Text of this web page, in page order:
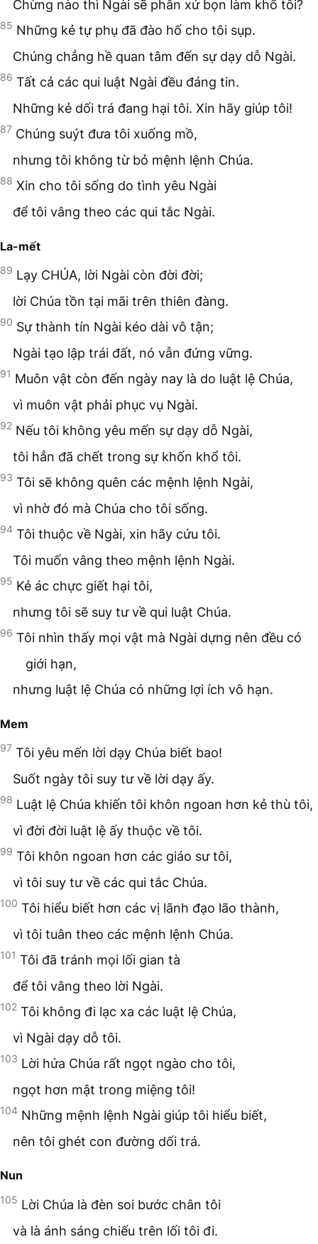
Chừng nào thì Ngài sẽ phân xử bọn làm khổ tôi?
85 Những kẻ tự phụ đã đào hố cho tôi sụp.
Chúng chẳng hề quan tâm đến sự dạy dỗ Ngài.
86 Tất cả các qui luật Ngài đều đáng tin.
Những kẻ dối trá đang hại tôi. Xin hãy giúp tôi!
87 Chúng suýt đưa tôi xuống mồ,
nhưng tôi không từ bỏ mệnh lệnh Chúa.
88 Xin cho tôi sống do tình yêu Ngài
để tôi vâng theo các qui tắc Ngài.
La-mết
89 Lạy CHÚA, lời Ngài còn đời đời;
lời Chúa tồn tại mãi trên thiên đàng.
90 Sự thành tín Ngài kéo dài vô tận;
Ngài tạo lập trái đất, nó vẫn đứng vững.
91 Muôn vật còn đến ngày nay là do luật lệ Chúa,
vì muôn vật phải phục vụ Ngài.
92 Nếu tôi không yêu mến sự dạy dỗ Ngài,
tôi hẳn đã chết trong sự khốn khổ tôi.
93 Tôi sẽ không quên các mệnh lệnh Ngài,
vì nhờ đó mà Chúa cho tôi sống.
94 Tôi thuộc về Ngài, xin hãy cứu tôi.
Tôi muốn vâng theo mệnh lệnh Ngài.
95 Kẻ ác chực giết hại tôi,
nhưng tôi sẽ suy tư về qui luật Chúa.
96 Tôi nhìn thấy mọi vật mà Ngài dựng nên đều có
giới hạn,
nhưng luật lệ Chúa có những lợi ích vô hạn.
Mem
97 Tôi yêu mến lời dạy Chúa biết bao!
Suốt ngày tôi suy tư về lời dạy ấy.
98 Luật lệ Chúa khiến tôi khôn ngoan hơn kẻ thù tôi,
vì đời đời luật lệ ấy thuộc về tôi.
99 Tôi khôn ngoan hơn các giáo sư tôi,
vì tôi suy tư về các qui tắc Chúa.
100 Tôi hiểu biết hơn các vị lãnh đạo lão thành,
vì tôi tuân theo các mệnh lệnh Chúa.
101 Tôi đã tránh mọi lối gian tà
để tôi vâng theo lời Ngài.
102 Tôi không đi lạc xa các luật lệ Chúa,
vì Ngài dạy dỗ tôi.
103 Lời hứa Chúa rất ngọt ngào cho tôi,
ngọt hơn mật trong miệng tôi!
104 Những mệnh lệnh Ngài giúp tôi hiểu biết,
nên tôi ghét con đường dối trá.
Nun
105 Lời Chúa là đèn soi bước chân tôi
và là ánh sáng chiếu trên lối tôi đi.